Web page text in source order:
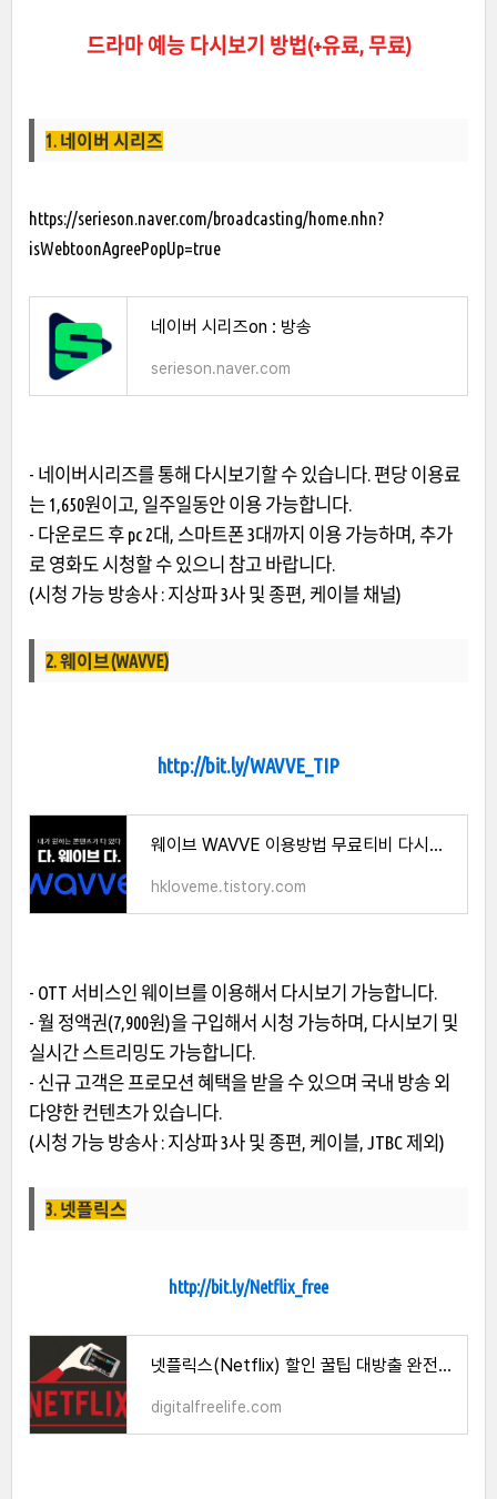
드라마 예능 다시보기 방법(+유료, 무료)
1. 네이버 시리즈
https://serieson.naver.com/broadcasting/home.nhn?
isWebtoonAgreePopUp=true
네이버 시리즈on : 방송
serieson.naver.com
- 네이버시리즈를 통해 다시보기할 수 있습니다. 편당 이용료
는 1,650원이고, 일주일동안 이용 가능합니다.
- 다운로드 후 pc 2대, 스마트폰 3대까지 이용 가능하며, 추가
로 영화도 시청할 수 있으니 참고 바랍니다.
(시청 가능 방송사 : 지상파 3사 및 종편, 케이블 채널)
2. 웨이브(WAVVE)
http://bit.ly/WAVVE_TIP
웨이브 WAVVE 이용방법 무료티비 다시보기 3개월 100원 할인꿀팁
hkloveme.tistory.com
- OTT 서비스인 웨이브를 이용해서 다시보기 가능합니다.
- 월 정액권(7,900원)을 구입해서 시청 가능하며, 다시보기 및
실시간 스트리밍도 가능합니다.
- 신규 고객은 프로모션 혜택을 받을 수 있으며 국내 방송 외
다양한 컨텐츠가 있습니다.
(시청 가능 방송사 : 지상파 3사 및 종편, 케이블, JTBC 제외)
3. 넷플릭스
http://bit.ly/Netflix_free
넷플릭스(Netflix) 할인 꿀팁 대방출 완전 추천
digitalfreelife.com